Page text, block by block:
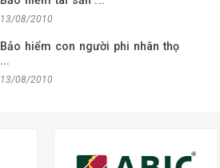
13/08/2010
Bảo hiểm con người phi nhân thọ
...
13/08/2010